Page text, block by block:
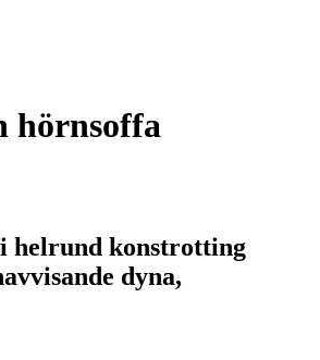
hörnsoffa
helrund konstrotting
dyna,